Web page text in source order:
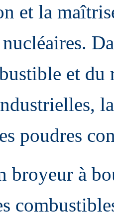
et la
et du
poudres
broyeur à